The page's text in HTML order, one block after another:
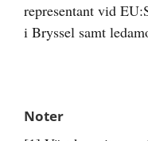
representant vid
i Bryssel samt
Noter